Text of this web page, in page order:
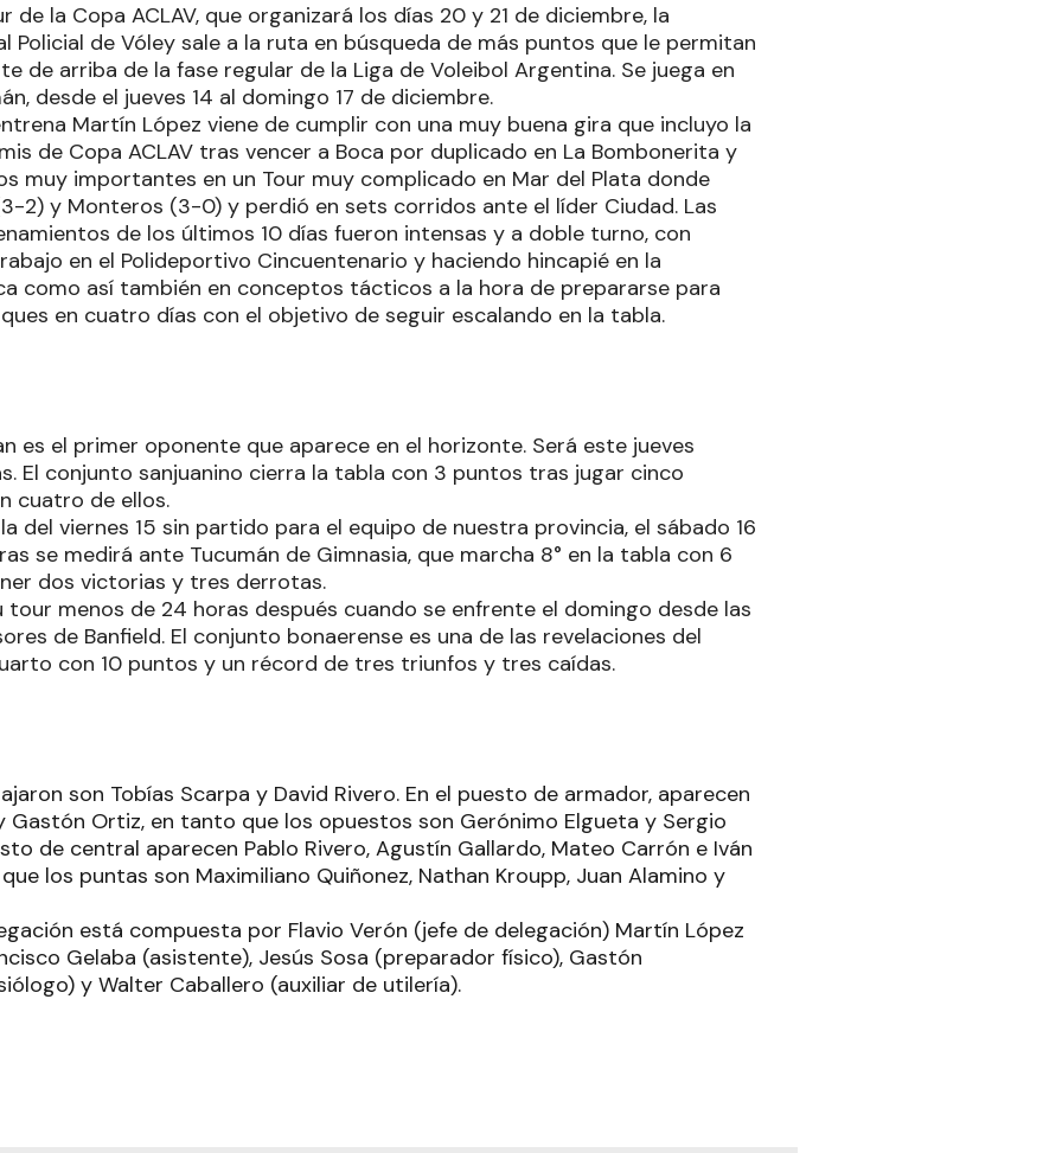
de la Copa ACLAV, que organizará los días 20 y 21 de diciembre, la
Policial de Vóley sale a la ruta en búsqueda de más puntos que le permitan
de arriba de la fase regular de la Liga de Voleibol Argentina. Se juega en
desde el jueves 14 al domingo 17 de diciembre.
Martín López viene de cumplir con una muy buena gira que incluyo la
de Copa ACLAV tras vencer a Boca por duplicado en La Bombonerita y
muy importantes en un Tour muy complicado en Mar del Plata donde
2) y Monteros (3-0) y perdió en sets corridos ante el líder Ciudad. Las
de los últimos 10 días fueron intensas y a doble turno, con
en el Polideportivo Cincuentenario y haciendo hincapié en la
como así también en conceptos tácticos a la hora de prepararse para
en cuatro días con el objetivo de seguir escalando en la tabla.
es el primer oponente que aparece en el horizonte. Será este jueves
El conjunto sanjuanino cierra la tabla con 3 puntos tras jugar cinco
cuatro de ellos.
del viernes 15 sin partido para el equipo de nuestra provincia, el sábado 16
se medirá ante Tucumán de Gimnasia, que marcha 8° en la tabla con 6
dos victorias y tres derrotas.
tour menos de 24 horas después cuando se enfrente el domingo desde las
de Banfield. El conjunto bonaerense es una de las revelaciones del
con 10 puntos y un récord de tres triunfos y tres caídas.
son Tobías Scarpa y David Rivero. En el puesto de armador, aparecen
Gastón Ortiz, en tanto que los opuestos son Gerónimo Elgueta y Sergio
de central aparecen Pablo Rivero, Agustín Gallardo, Mateo Carrón e Iván
los puntas son Maximiliano Quiñonez, Nathan Kroupp, Juan Alamino y
está compuesta por Flavio Verón (jefe de delegación) Martín López
Gelaba (asistente), Jesús Sosa (preparador físico), Gastón
y Walter Caballero (auxiliar de utilería).